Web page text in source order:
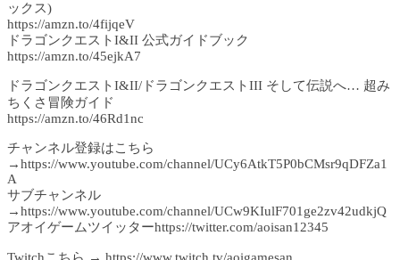
ックス)
https://amzn.to/4fijqeV
ドラゴンクエストI&II 公式ガイドブック
https://amzn.to/45ejkA7
ドラゴンクエストI&II/ドラゴンクエストIII そして伝説へ… 超み
ちくさ冒険ガイド
https://amzn.to/46Rd1nc
チャンネル登録はこちら
→https://www.youtube.com/channel/UCy6AtkT5P0bCMsr9qDFZa1
A
サブチャンネル
→https://www.youtube.com/channel/UCw9KIulF701ge2zv42udkjQ
アオイゲームツイッターhttps://twitter.com/aoisan12345